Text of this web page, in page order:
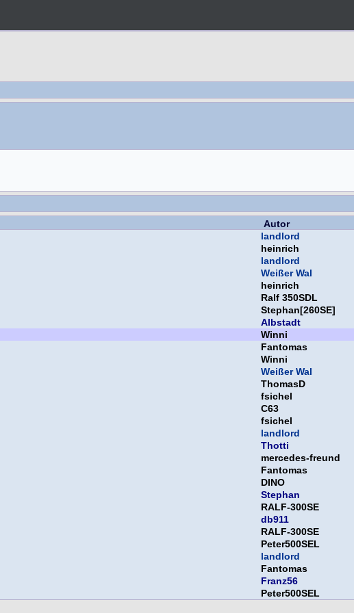
Autor
landlord
heinrich
landlord
Weißer Wal
heinrich
Ralf 350SDL
Stephan[260SE]
Albstadt
Winni
Fantomas
Winni
Weißer Wal
ThomasD
fsichel
C63
fsichel
landlord
Thotti
mercedes-freund
Fantomas
DINO
Stephan
RALF-300SE
db911
RALF-300SE
Peter500SEL
landlord
Fantomas
Franz56
Peter500SEL